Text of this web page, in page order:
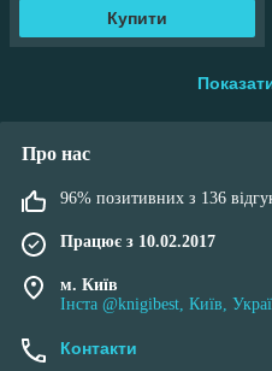
Купити
Про нас
96% позитивних з 136
Працює з 10.02.2017
м. Київ
Інста @knigibest, Київ,
Контакти